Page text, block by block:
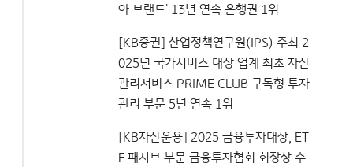
아 브랜드' 13년 연속 은행권 1위
[KB증권] 산업정책연구원(IPS) 주최 2
025년 국가서비스 대상 업계 최초 자산
관리서비스 PRIME CLUB 구독형 투자
관리 부문 5년 연속 1위
[KB자산운용] 2025 금융투자대상, ET
F 패시브 부문 금융투자협회 회장상 수